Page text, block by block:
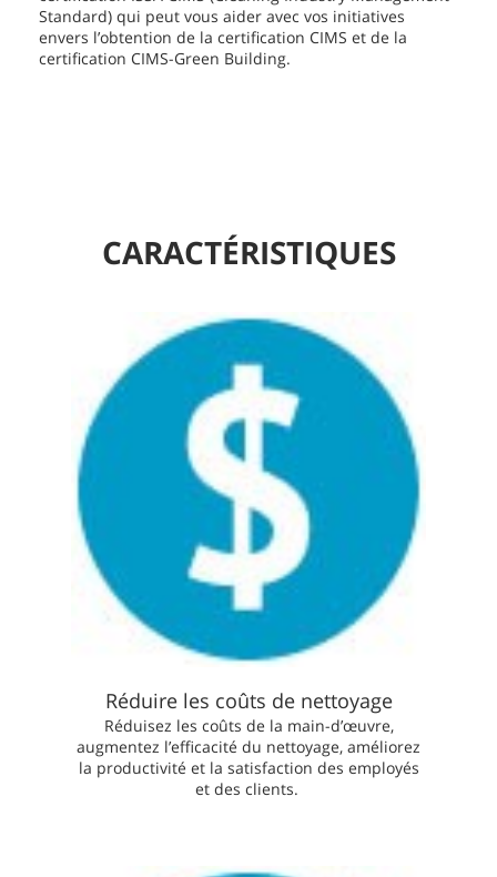
Standard) qui peut vous aider avec vos initiatives
envers l’obtention de la certification CIMS et de la
certification CIMS-Green Building.
CARACTÉRISTIQUES
Réduire les coûts de nettoyage
Réduisez les coûts de la main-d’œuvre,
augmentez l’efficacité du nettoyage, améliorez
la productivité et la satisfaction des employés
et des clients.